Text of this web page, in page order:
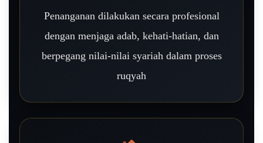
Penanganan dilakukan secara profesional
dengan menjaga adab, kehati-hatian, dan
berpegang nilai-nilai syariah dalam proses
ruqyah